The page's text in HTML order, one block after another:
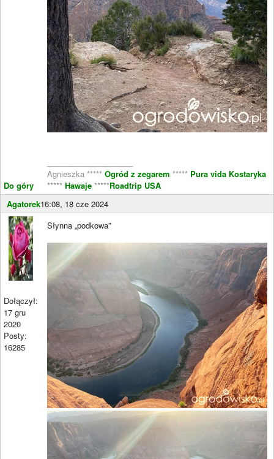
Do góry
Agnieszka ***** Ogród z zegarem ***** Pura vida Kostaryka
***** Hawaje *****Roadtrip USA
Agatorek16:08, 18 cze 2024
Dołączył:
17 gru
2020
Posty:
16285
Słynna „podkowa”